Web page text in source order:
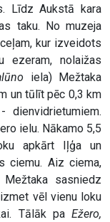
Līdz Aukstā kara
taku. No muzeja
ceļam, kur izveidots
ezeram, nolaižas
iela) Mežtaka
un tūlīt pēc 0,3 km
dienvidrietumiem.
ielu. Nākamo 5,5
apkārt Iļģa un
ciemu. Aiz ciema,
sasniedz
vēl vienu loku
Tālāk pa Ežero,